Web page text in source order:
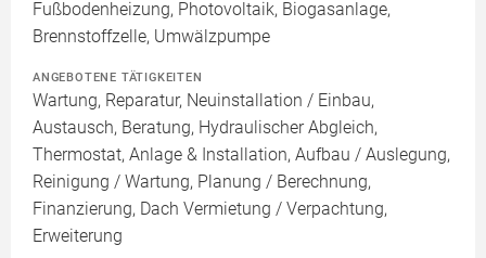
Fußbodenheizung, Photovoltaik, Biogasanlage,
Brennstoffzelle, Umwälzpumpe
ANGEBOTENE TÄTIGKEITEN
Wartung, Reparatur, Neuinstallation / Einbau,
Austausch, Beratung, Hydraulischer Abgleich,
Thermostat, Anlage & Installation, Aufbau / Auslegung,
Reinigung / Wartung, Planung / Berechnung,
Finanzierung, Dach Vermietung / Verpachtung,
Erweiterung